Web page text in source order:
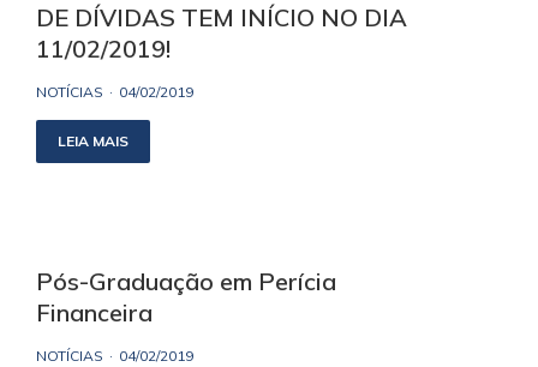
DE DÍVIDAS TEM INÍCIO NO DIA
11/02/2019!
NOTÍCIAS 04/02/2019
LEIA MAIS
Pós-Graduação em Perícia
Financeira
NOTÍCIAS 04/02/2019